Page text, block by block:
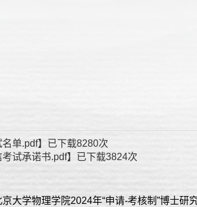
名单.pdf】已下载8280次
考试承诺书.pdf】已下载3824次
大学物理学院2024年“申请-考核制”博士研